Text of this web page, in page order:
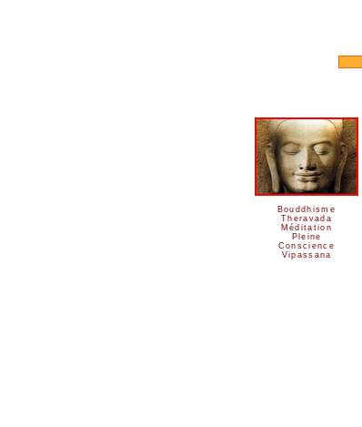
Bouddhisme
Theravada
Méditation
Pleine
Conscience
Vipassana